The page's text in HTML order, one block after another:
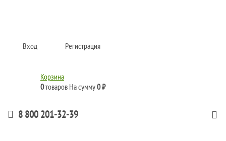
Вход Регистрация
Корзина
0товаров На сумму0 ₽
8 800 201-32-39